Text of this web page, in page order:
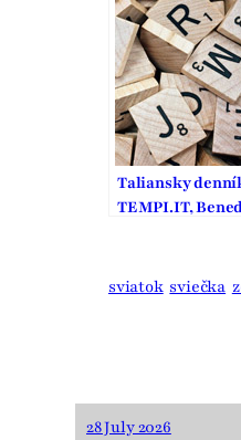
manželstva na
Slovensku
Taliansky
TEMPI.IT,
sviatok sviečka
28 July 2026